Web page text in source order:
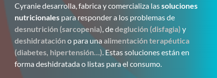
Cyranie desarrolla, fabrica y comercializa lassoluciones
nutricionales para responder a los problemas de
desnutrición (sarcopenia) , dedeglución (disfagia) y
deshidratación o para una alimentación terapéutica
(diabetes, hipertensión…) . Estas soluciones están en
forma deshidratada o listas para el consumo.